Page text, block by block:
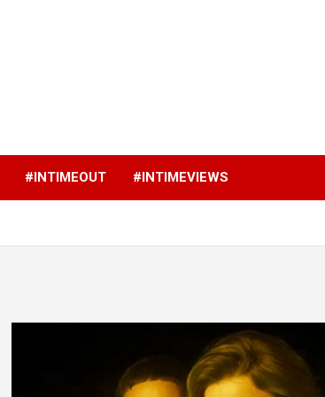
#INTIMEOUT #INTIMEVIEWS